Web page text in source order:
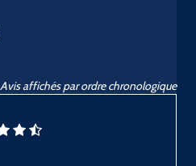
Avis affichés par ordre chronologique